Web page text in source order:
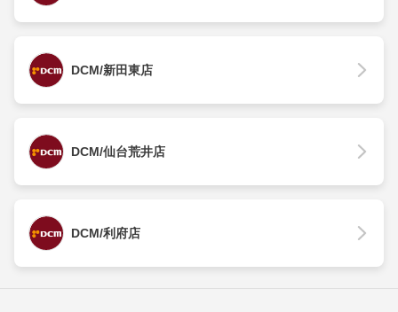
DCM/新田東店
DCM/仙台荒井店
DCM/利府店